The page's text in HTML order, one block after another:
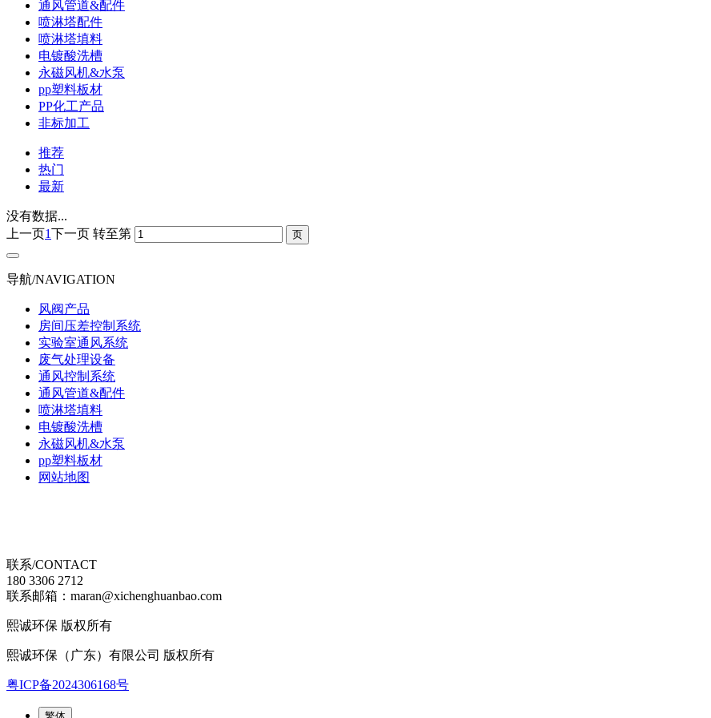
通风管道&配件
喷淋塔配件
喷淋塔填料
电镀酸洗槽
永磁风机&水泵
pp塑料板材
PP化工产品
非标加工
推荐
热门
最新
没有数据...
上一页1下一页 转至第
导航/NAVIGATION
风阀产品
房间压差控制系统
实验室通风系统
废气处理设备
通风控制系统
通风管道&配件
喷淋塔填料
电镀酸洗槽
永磁风机&水泵
pp塑料板材
网站地图
联系/CONTACT
180 3306 2712
联系邮箱：maran@xichenghuanbao.com
熙诚环保 版权所有
熙诚环保（广东）有限公司 版权所有
粤ICP备2024306168号